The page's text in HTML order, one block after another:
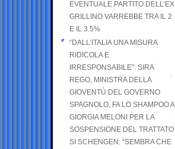
EVENTUALE PARTITO DELL’EX
GRILLINO VARREBBE TRA IL 2
E IL 3.5%
“DALL’ITALIA UNA MISURA
RIDICOLA E
IRRESPONSABILE”: SIRA
REGO, MINISTRA DELLA
GIOVENTÙ DEL GOVERNO
SPAGNOLO, FA LO SHAMPOO A
GIORGIA MELONI PER LA
SOSPENSIONE DEL TRATTATO
SI SCHENGEN: “SEMBRA CHE